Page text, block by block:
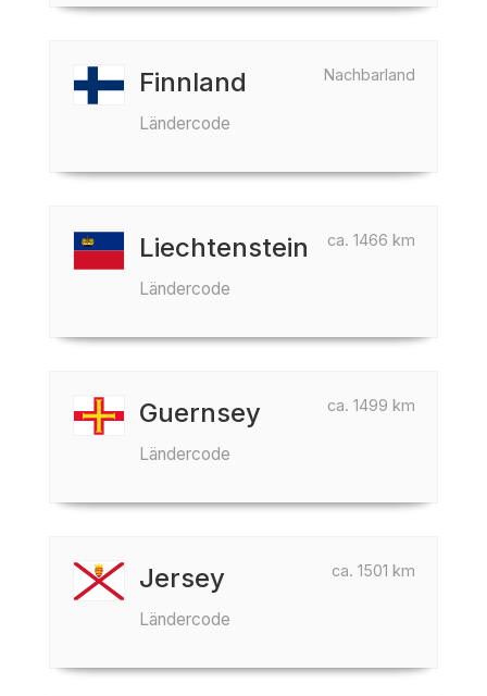
Nachbarland
Finnland
Ländercode
ca. 1466 km
Liechtenstein
Ländercode
ca. 1499 km
Guernsey
Ländercode
ca. 1501 km
Jersey
Ländercode